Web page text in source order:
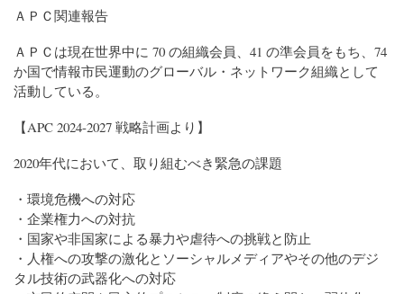
ＡＰＣ関連報告
ＡＰＣは現在世界中に 70 の組織会員、41 の準会員をもち、74
か国で情報市民運動のグローバル・ネットワーク組織として
活動している。
【APC 2024-2027 戦略計画より】
2020年代において、取り組むべき緊急の課題
・環境危機への対応
・企業権力への対抗
・国家や非国家による暴力や虐待への挑戦と防止
・人権への攻撃の激化とソーシャルメディアやその他のデジ
タル技術の武器化への対応